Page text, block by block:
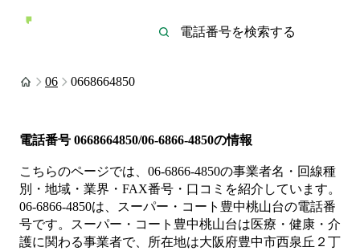
06 0668664850
電話番号 0668664850/06-6866-4850の情報
こちらのページでは、 06-6866-4850の事業者名・回線種
別・地域・業界・FAX番号・口コミを紹介しています。
06-6866-4850は、 スーパー・コート豊中桃山台の電話番
号です。
スーパー・コート豊中桃山台は医療・健康・介
護に関わる事業者で、所在地は大阪府豊中市西泉丘２丁